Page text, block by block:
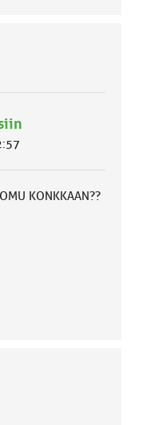
KONKKAAN??